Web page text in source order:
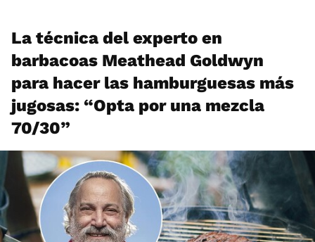
La técnica del experto en
barbacoas Meathead Goldwyn
para hacer las hamburguesas más
jugosas: “Opta por una mezcla
70/30”